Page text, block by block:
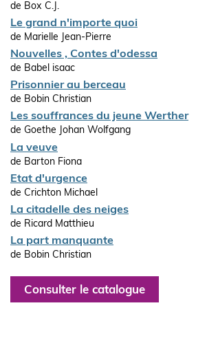
de Box C.J.
Le grand n'importe quoi
de Marielle Jean-Pierre
Nouvelles , Contes d'odessa
de Babel isaac
Prisonnier au berceau
de Bobin Christian
Les souffrances du jeune Werther
de Goethe Johan Wolfgang
La veuve
de Barton Fiona
Etat d'urgence
de Crichton Michael
La citadelle des neiges
de Ricard Matthieu
La part manquante
de Bobin Christian
Consulter le catalogue